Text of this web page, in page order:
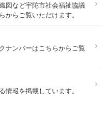
図など宇陀市社会福祉協議
からご覧いただけます。
ナンバーはこちらからご覧
情報を掲載しています。